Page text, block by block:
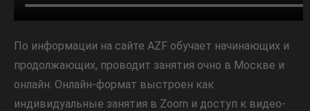
По информации на сайте AZF обучает начинающих и
продолжающих, проводит занятия очно в Москве и
онлайн. Онлайн-формат выстроен как
индивидуальные занятия в Zoom и доступ к видео-